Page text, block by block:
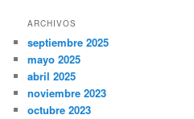
ARCHIVOS
septiembre 2025
mayo 2025
abril 2025
noviembre 2023
octubre 2023